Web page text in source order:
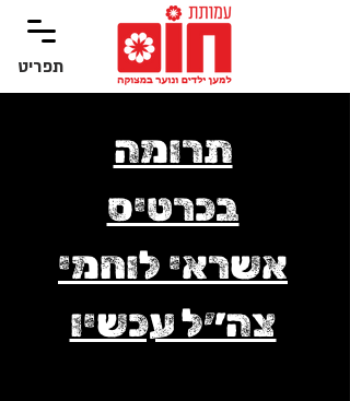
תפריט
תרומה
בכרטיס
אשראי לוחמי
צה״ל עכשיו